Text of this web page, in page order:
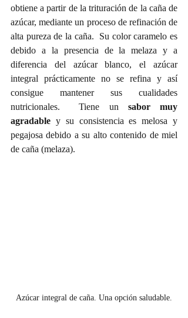
obtiene a partir de la trituración de la caña de
azúcar, mediante un proceso de refinación de
alta pureza de la caña.  Su color caramelo es
debido a la presencia de la melaza y a
diferencia del azúcar blanco, el azúcar
integral prácticamente no se refina y así
consigue mantener sus cualidades
nutricionales.  Tiene un sabor muy
agradable y su consistencia es melosa y
pegajosa debido a su alto contenido de miel
de caña (melaza).
Azúcar integral de caña. Una opción saludable.